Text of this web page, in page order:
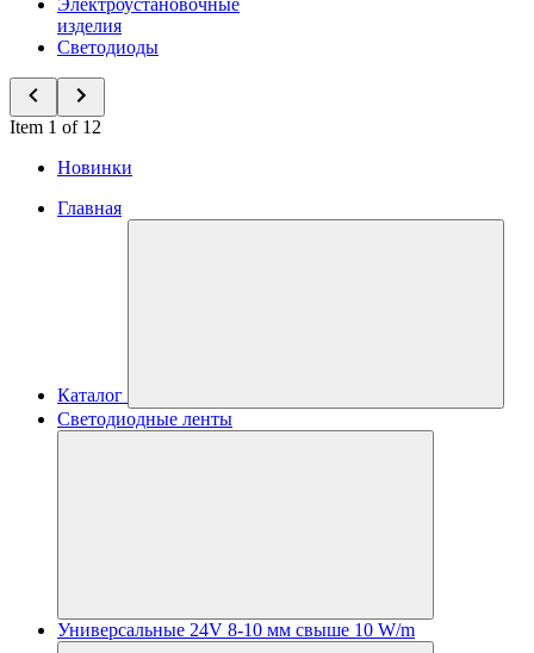
Электроустановочные
изделия
Светодиоды
Item 1 of 12
Новинки
Главная
Каталог
Светодиодные ленты
Универсальные 24V 8-10 мм свыше 10 W/m